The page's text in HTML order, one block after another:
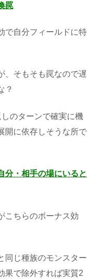
罠
で自分フィールドに特
、そもそも罠なので遅
？
のターンで確実に機
開に依存しそうな所で
・相手の場にいると
こちらのボーナス効
同じ種族のモンスター
果で除外すれば実質2